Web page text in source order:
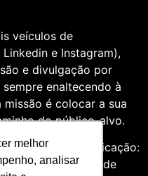
melhor
analisar
veículos de
e Instagram),
e divulgação por
enaltecendo à
é colocar a sua
do público-alvo.
na área de comunicação:
Assim, por meio de